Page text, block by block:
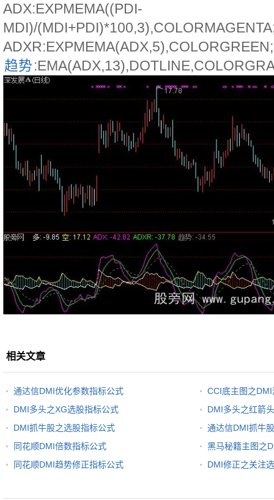
ADX:EXPMEMA((PDI-
MDI)/
ADXR:EXPMEMA(ADX,5),COLORGREEN;
趋势
相关文章
通达信DMI优化参数指标公式
CCI底主图之
DMI多头之XG选股指标公式
DMI多头之红箭
DMI抓牛股之选股指标公式
通达信DMI抓牛
同花顺DMI倍数指标公式
黑马秘籍主图之
同花顺DMI趋势修正指标公式
DMI修正之关注